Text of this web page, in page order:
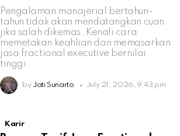
Pengalaman manajerial bertahun-
tahun tidak akan mendatangkan cuan
jika salah dikemas. Kenali cara
memetakan keahlian dan memasarkan
jasa fractional executive bernilai
tinggi.
by Jati Sunarto July 21, 2026, 9:43 pm
Karir